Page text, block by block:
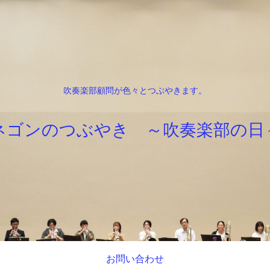
吹奏楽部顧問が色々とつぶやきます。
ゴンのつぶやき ～吹奏楽部の日
お問い合わせ